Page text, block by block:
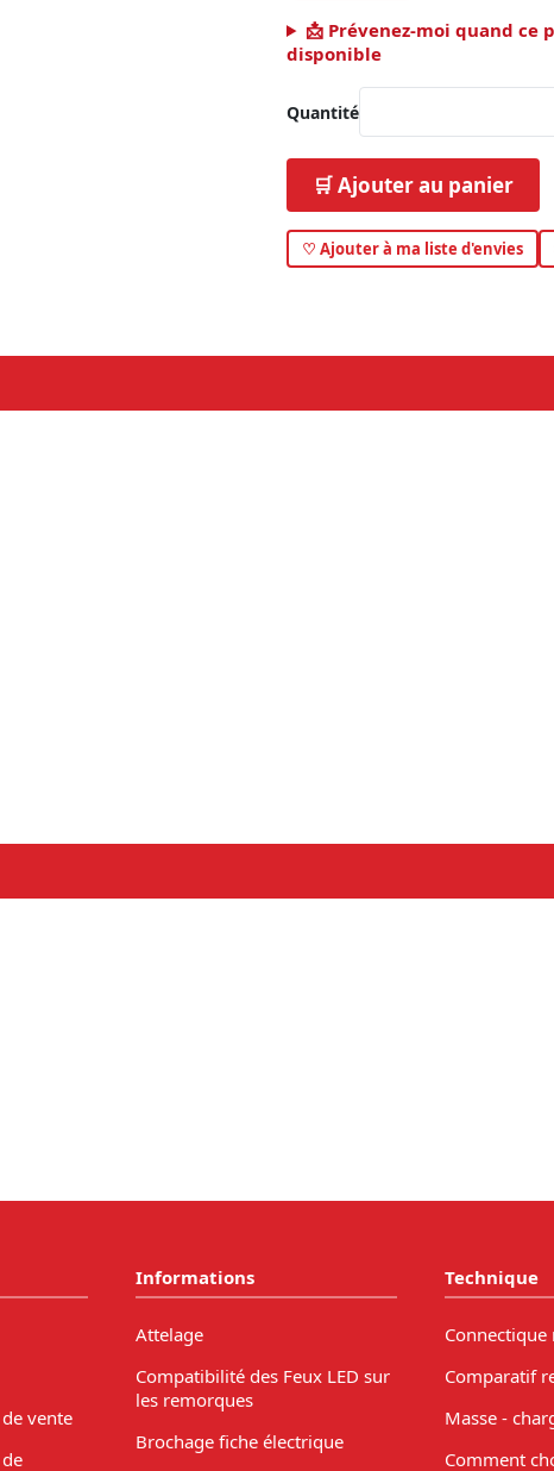
📩 Prévenez-moi quand ce
disponible
Quantité
🛒 Ajouter au panier
♡ Ajouter à ma liste d'envies
vente
Informations
Attelage
Compatibilité des Feux LED sur
les remorques
Brochage fiche électrique
Technique
Comparatif
Masse -
Comment